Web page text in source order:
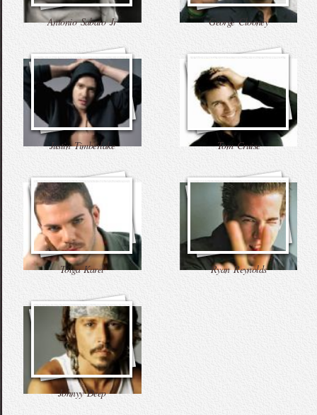
Antonio Sabato Jr George Clooney
Justin Timberlake Tom Cruise
Tolga Karel Ryan Reynolds
Johnyy Deep